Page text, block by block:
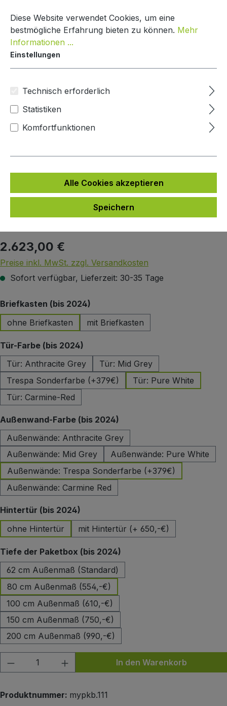
Paketbox One
Mypaketkasten
Bildergalerie überspringen
Regulärer Preis:
2.623,00 €
Preise inkl. MwSt. zzgl. Versandkosten
Sofort verfügbar, Lieferzeit: 30-35 Tage
Briefkasten (bis 2024)
ohne Briefkasten
mit Briefkasten
Tür-Farbe (bis 2024)
Tür: Anthracite Grey
Tür: Mid Grey
Trespa Sonderfarbe (+379€)
Tür: Pure White
Tür: Carmine-Red
Außenwand-Farbe (bis 2024)
Außenwände: Anthracite Grey
Außenwände: Mid Grey
Außenwände: Pure White
Außenwände: Trespa Sonderfarbe (+379€)
Außenwände: Carmine Red
Hintertür (bis 2024)
ohne Hintertür
mit Hintertür (+ 650,-€)
Tiefe der Paketbox (bis 2024)
62 cm Außenmaß (Standard)
80 cm Außenmaß (554,-€)
100 cm Außenmaß (610,-€)
150 cm Außenmaß (750,-€)
200 cm Außenmaß (990,-€)
Produkt Anzahl: Gib den gewünschten
In den Warenkorb
Produktnummer: mypkb.111
Diese Website verwendet Cookies, um eine
bestmögliche Erfahrung bieten zu können. Mehr
Informationen ...
Einstellungen
Technisch erforderlich
Statistiken
Komfortfunktionen
Alle Cookies akzeptieren
Speichern